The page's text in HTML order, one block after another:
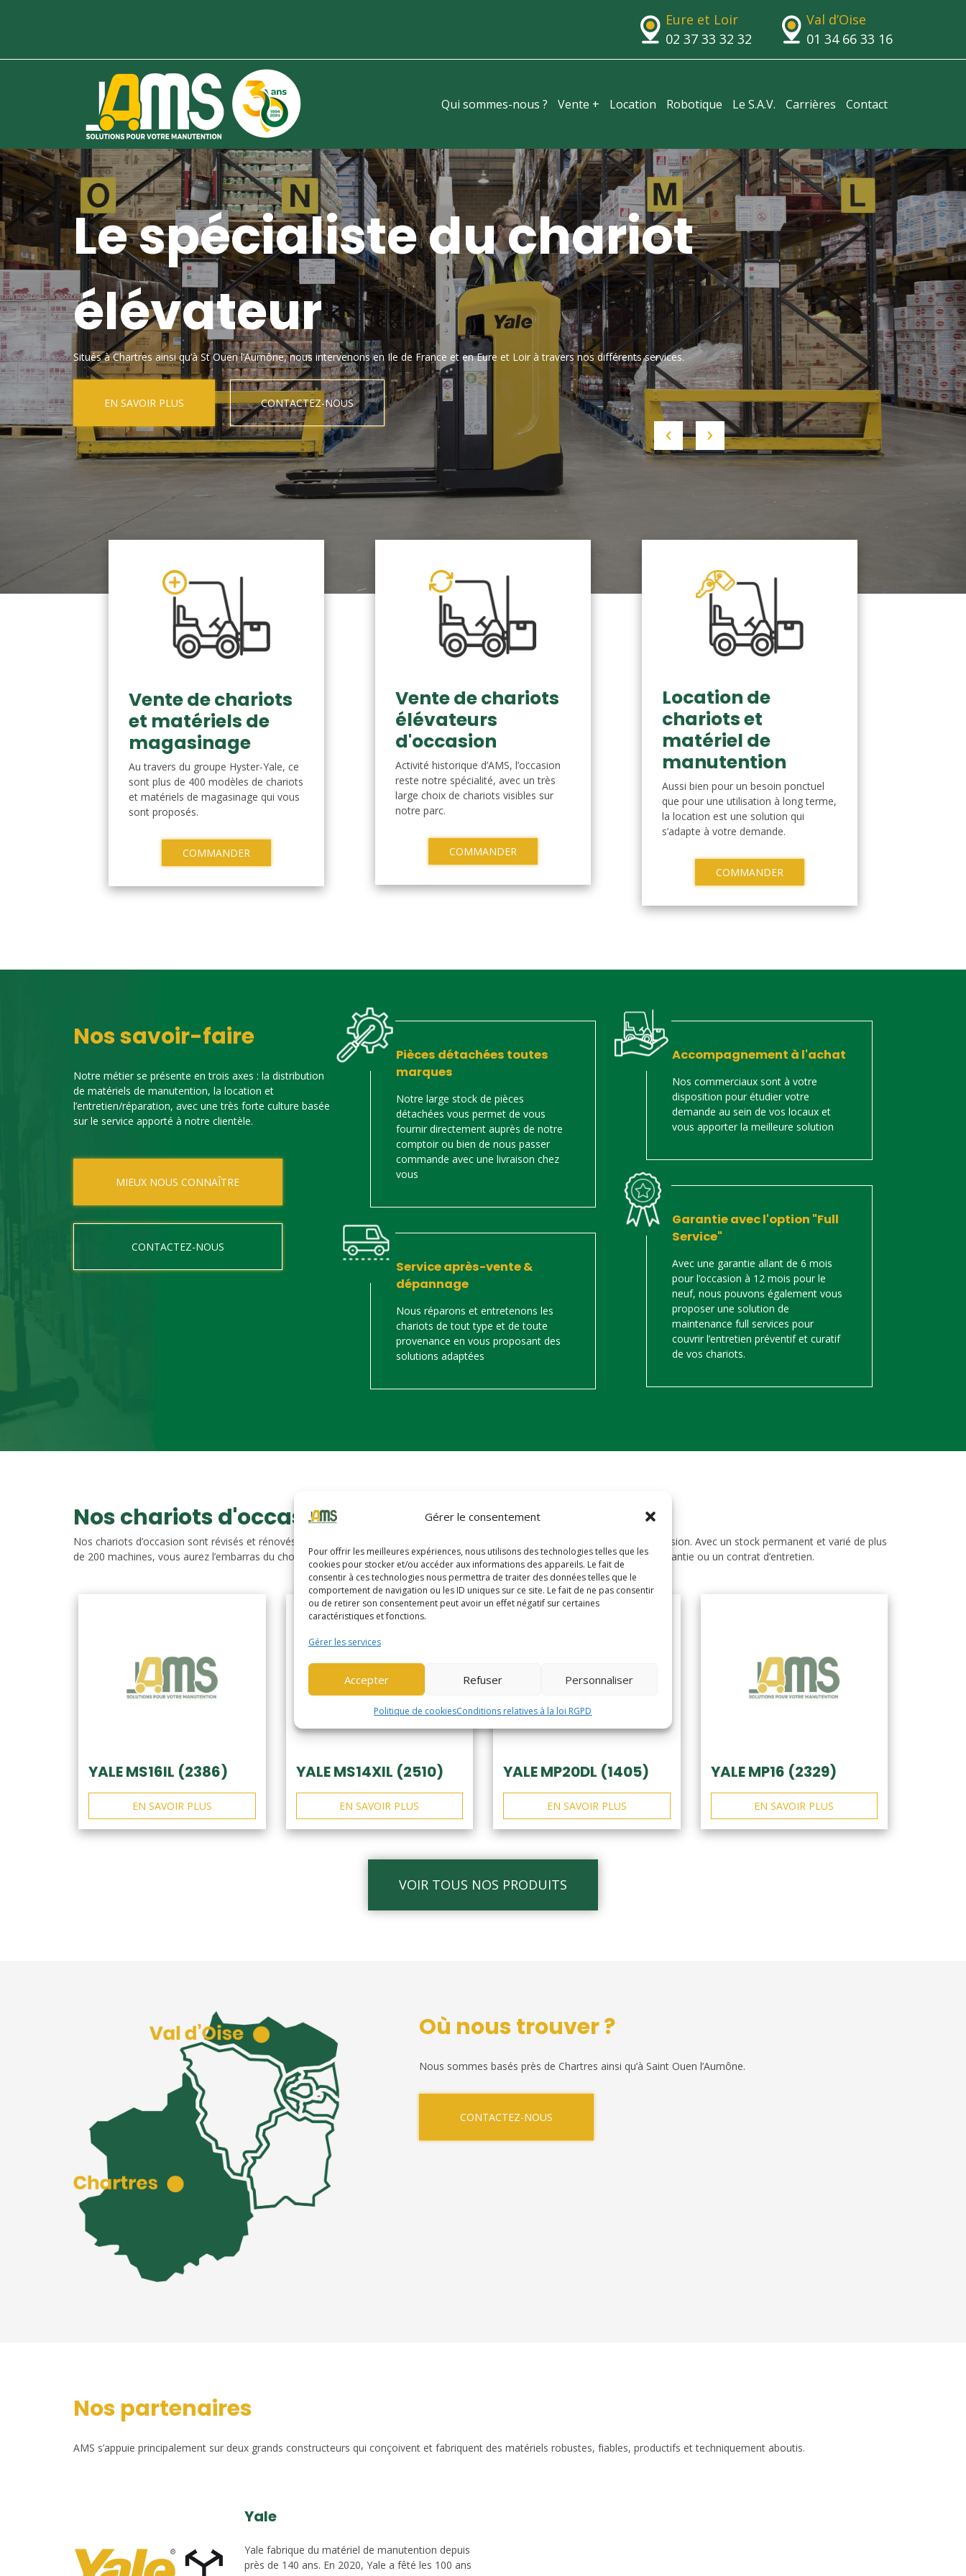
Gérer le consentement
Pour offrir les meilleures expériences, nous utilisons des technologies telles que les
cookies pour stocker et/ou accéder aux informations des appareils. Le fait de
consentir à ces technologies nous permettra de traiter des données telles que le
comportement de navigation ou les ID uniques sur ce site. Le fait de ne pas consentir
ou de retirer son consentement peut avoir un effet négatif sur certaines
caractéristiques et fonctions.
Gérer les services
Accepter Refuser Personnaliser
Politique de cookiesConditions relatives à la loi RGPD
Eure et Loir
02 37 33 32 32
Val d’Oise
01 34 66 33 16
Qui sommes-nous ? Vente + Location Robotique Le S.A.V. Carrières Contact
Le spécialiste du chariot
élévateur
Situés à Chartres ainsi qu’à St Ouen l’Aumône, nous intervenons en Ile de France et en Eure et Loir à travers nos différents services.
EN SAVOIR PLUS CONTACTEZ-NOUS
Vente de chariots
et matériels de
magasinage
Au travers du groupe Hyster-Yale, ce
sont plus de 400 modèles de chariots
et matériels de magasinage qui vous
sont proposés.
COMMANDER
Vente de chariots
élévateurs
d'occasion
Activité historique d’AMS, l’occasion
reste notre spécialité, avec un très
large choix de chariots visibles sur
notre parc.
COMMANDER
Location de
chariots et
matériel de
manutention
Aussi bien pour un besoin ponctuel
que pour une utilisation à long terme,
la location est une solution qui
s’adapte à votre demande.
COMMANDER
Nos savoir-faire
Notre métier se présente en trois axes : la distribution
de matériels de manutention, la location et
l’entretien/réparation, avec une très forte culture basée
sur le service apporté à notre clientèle.
MIEUX NOUS CONNAÎTRE
CONTACTEZ-NOUS
Pièces détachées toutes
marques
Notre large stock de pièces
détachées vous permet de vous
fournir directement auprès de notre
comptoir ou bien de nous passer
commande avec une livraison chez
vous
Service après-vente &
dépannage
Nous réparons et entretenons les
chariots de tout type et de toute
provenance en vous proposant des
solutions adaptées
Accompagnement à l'achat
Nos commerciaux sont à votre
disposition pour étudier votre
demande au sein de vos locaux et
vous apporter la meilleure solution
Garantie avec l'option "Full
Service"
Avec une garantie allant de 6 mois
pour l’occasion à 12 mois pour le
neuf, nous pouvons également vous
proposer une solution de
maintenance full services pour
couvrir l’entretien préventif et curatif
de vos chariots.
Nos chariots d'occasion
Nos chariots d’occasion sont révisés et rénovés. Vous trouverez ci-dessous notre catalogue de matériels de manutention d’occasion. Avec un stock permanent et varié de plus
de 200 machines, vous aurez l’embarras du choix. Nos chariots sont révisés, reconditionnés, repeints, prêts à partir avec une garantie ou un contrat d’entretien.
YALE MS16IL (2386)
EN SAVOIR PLUS
YALE MS14XIL (2510)
EN SAVOIR PLUS
YALE MP20DL (1405)
EN SAVOIR PLUS
YALE MP16 (2329)
EN SAVOIR PLUS
VOIR TOUS NOS PRODUITS
Où nous trouver ?
Nous sommes basés près de Chartres ainsi qu’à Saint Ouen l’Aumône.
CONTACTEZ-NOUS
Nos partenaires
AMS s’appuie principalement sur deux grands constructeurs qui conçoivent et fabriquent des matériels robustes, fiables, productifs et techniquement aboutis.
Yale
Yale fabrique du matériel de manutention depuis
près de 140 ans. En 2020, Yale a fêté les 100 ans